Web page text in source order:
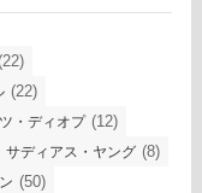
(22)
・ディオプ(12)
サディアス・ヤング (8)
(50)